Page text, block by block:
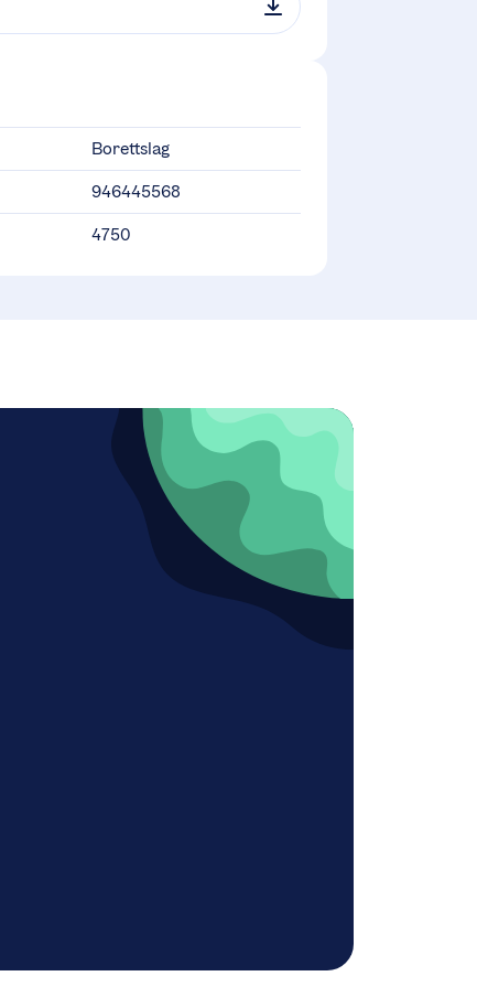
Borettslag
946445568
4750